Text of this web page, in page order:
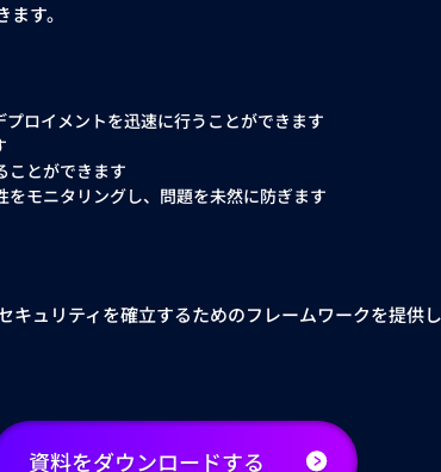
す。
ロイメントを迅速に行うことができます
ことができます
モニタリングし、問題を未然に防ぎます
ュリティを確立するためのフレームワークを提供
資料をダウンロードする